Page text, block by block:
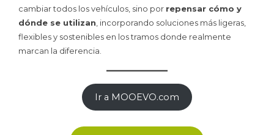
cambiar todos los vehículos, sino por repensar cómo y
dónde se utilizan , incorporando soluciones más ligeras,
flexibles y sostenibles en los tramos donde realmente
marcan la diferencia.
Ir a MOOEVO.com